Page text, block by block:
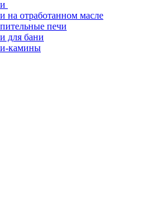
на отработанном масле
печи
для бани
камины